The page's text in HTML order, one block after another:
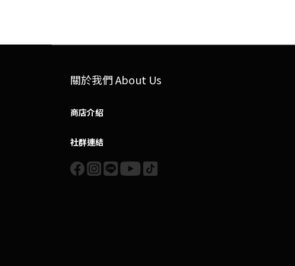
關於我們 About Us
商店介紹
社群連結